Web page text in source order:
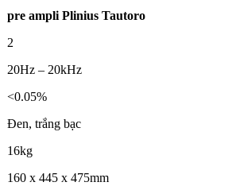
pre ampli Plinius Tautoro
2
20Hz – 20kHz
<0.05%
Đen, trắng bạc
16kg
160 x 445 x 475mm